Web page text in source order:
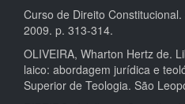
Curso de Direito
2009. p. 313-314.
OLIVEIRA, Wharton Hertz de.
laico: abordagem jurídica e
Superior de Teologia. São